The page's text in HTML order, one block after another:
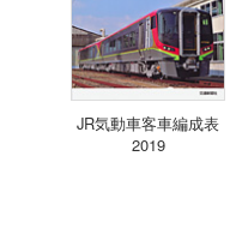
JR気動車客車編成表
2019